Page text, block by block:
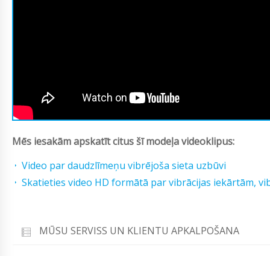
Mēs iesakām apskatīt citus šī modeļa videoklipus:
Video par daudzlīmeņu vibrējoša sieta uzbūvi
Skatieties video HD formātā par vibrācijas iekārtām,
MŪSU SERVISS UN KLIENTU APKALPOŠANA